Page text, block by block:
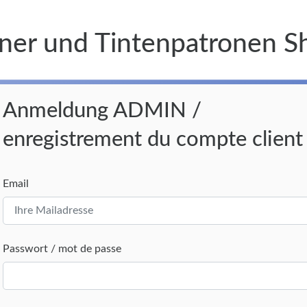
und Tintenpatronen
Anmeldung ADMIN /
enregistrement du compte client
Email
Passwort / mot de passe